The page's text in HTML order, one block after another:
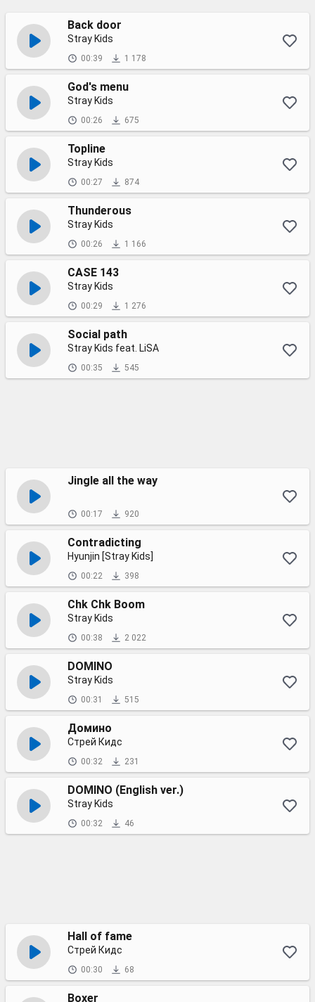
Back door
Stray Kids
00:39 1 178
God's menu
Stray Kids
00:26 675
Topline
Stray Kids
00:27 874
Thunderous
Stray Kids
00:26 1 166
CASE 143
Stray Kids
00:29 1 276
Social path
Stray Kids feat. LiSA
00:35 545
Jingle all the way
00:17 920
Contradicting
Hyunjin [Stray Kids]
00:22 398
Chk Chk Boom
Stray Kids
00:38 2 022
DOMINO
Stray Kids
00:31 515
Домино
Стрей Кидс
00:32 231
DOMINO (English ver.)
Stray Kids
00:32 46
Hall of fame
Стрей Кидс
00:30 68
Boxer